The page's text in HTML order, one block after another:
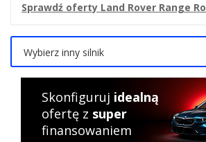
Sprawdź oferty Land Rover Range
Wybierz inny silnik
Skonfiguruj idealną
ofertę z super
finansowaniem